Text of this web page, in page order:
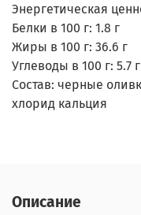
Энергетическая
Белки в 100 г: 1.8 г
Жиры в 100 г: 36.6 г
Углеводы в 100 г: 5.7 г
Состав: черные
хлорид кальция
Описание